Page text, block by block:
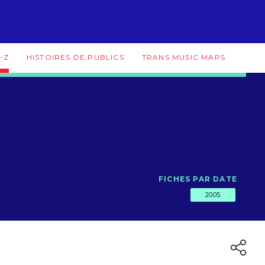
Z HISTOIRES DE PUBLICS TRANS MUSIC MAPS
FICHES PAR DATE
2005